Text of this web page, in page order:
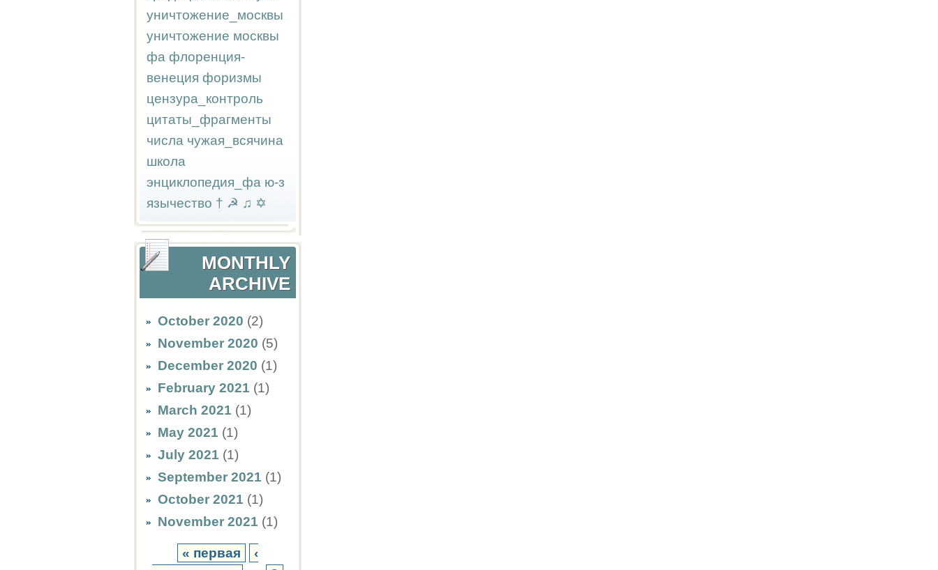
уничтожение_москвы
уничтожение москвы
фа флоренция-
венеция форизмы
цензура_контроль
цитаты_фрагменты
числа чужая_всячина
школа
энциклопедия_фа ю-з
язычество † ☭ ♫ ✡
MONTHLY
ARCHIVE
October 2020 (2)
November 2020 (5)
December 2020 (1)
February 2021 (1)
March 2021 (1)
May 2021 (1)
July 2021 (1)
September 2021 (1)
October 2021 (1)
November 2021 (1)
« первая
‹